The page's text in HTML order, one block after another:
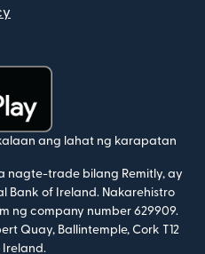
ang lahat ng karapatan
nagte-trade bilang Remitly, ay
Bank of Ireland. Nakarehistro
ng company number 629909.
Quay, Ballintemple, Cork T12
Ireland.